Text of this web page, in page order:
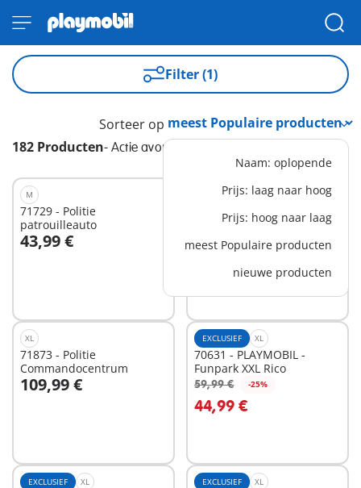
Filter (1)
182 Producten- Actie avontuur
Sorteer op
Naam: oplopende
Prijs: laag naar hoog
Prijs: hoog naar laag
meest Populaire producten
nieuwe producten
M
71729 - Politie
patrouilleauto
43,99 €
In winkelwagen
71749 - Grote
graafmachine
54,99 €
In winkelwagen
XL
71873 - Politie
Commandocentrum
109,99 €
In winkelwagen
EXCLUSIEF XL
70631 - PLAYMOBIL -
Funpark XXL Rico
59,99 € -25%
44,99 €
In winkelwagen
EXCLUSIEF XL EXCLUSIEF XL